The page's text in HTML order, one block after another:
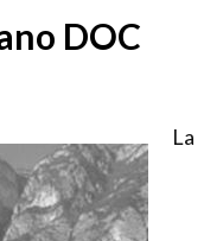
DOC
La